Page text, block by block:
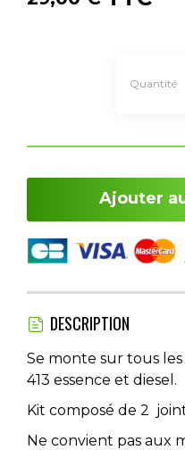
Quantité
Ajouter
DESCRIPTION
Se monte sur tous
413 essence et diesel.
Kit composé de 2
Ne convient pas aux